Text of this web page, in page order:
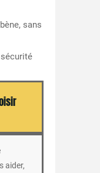
sans
aider,